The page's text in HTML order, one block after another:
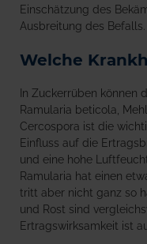
Einschätzung des
Ausbreitung des Befalls.
Welche
In Zuckerrüben können
Ramularia beticola,
Cercospora ist die
Einfluss auf die
und eine hohe
Ramularia hat einen
tritt aber nicht ganz so
und Rost sind
Ertragswirksamkeit ist